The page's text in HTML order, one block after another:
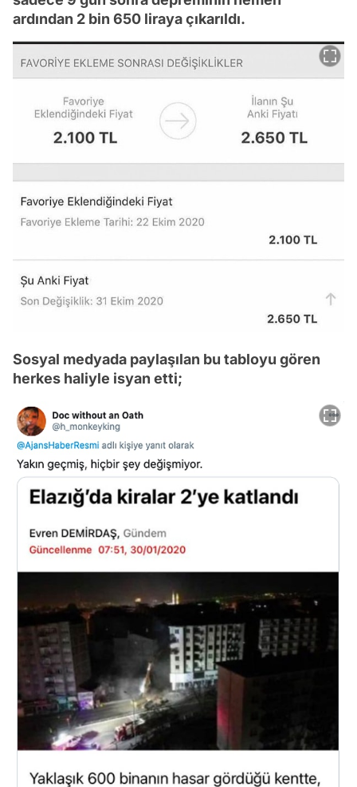
ardından 2 bin 650 liraya çıkarıldı.
Sosyal medyada paylaşılan bu tabloyu gören
herkes haliyle isyan etti;